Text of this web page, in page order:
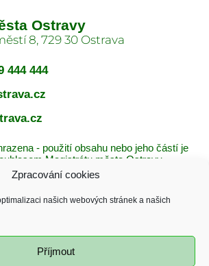
Zpracování cookies
našich webových stránek a našich
Příjmout
Ostravy
8, 729 30 Ostrava
444 444
- použití obsahu nebo jeho částí je
Magistrátu města Ostravy.